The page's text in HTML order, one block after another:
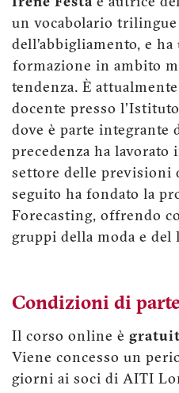
Irene Festa è autrice
un vocabolario
dell’abbigliamento, e
formazione in ambito
tendenza. È attualmente
docente presso
dove è parte integrante
precedenza ha
settore delle previsioni
seguito ha fondato la
Forecasting, offrendo
gruppi della moda e del
Condizioni di
Il corso online è
Viene concesso un
giorni ai soci di AITI